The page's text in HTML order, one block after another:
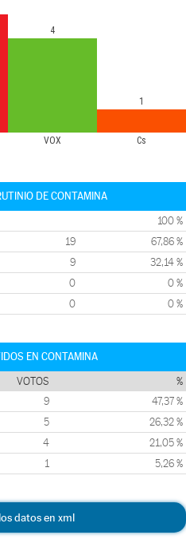
VOX Cs
4
1
DE CONTAMINA
100 %
19 67,86 %
9 32,14 %
0 0 %
0 0 %
EN CONTAMINA
VOTOS %
9 47,37 %
5 26,32 %
4 21,05 %
1 5,26 %
datos en xml